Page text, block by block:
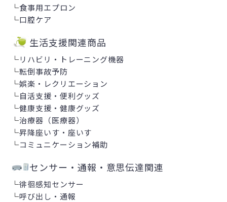
└食事用エプロン
└口腔ケア
生活支援関連商品
└リハビリ・トレーニング機器
└転倒事故予防
└娯楽・レクリエーション
└自活支援・便利グッズ
└健康支援・健康グッズ
└治療器（医療器）
└昇降座いす・座いす
└コミュニケーション補助
センサー・通報・意思伝達関連
└徘徊感知センサー
└呼び出し・通報